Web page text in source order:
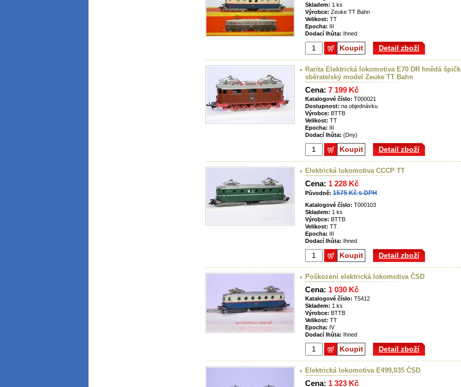
Skladem: 1 ks
Výrobce: Zeuke TT Bahn
Velikost: TT
Epocha: III
Dodací lhůta: Ihned
Koupit Detail zboží
Rarita Elektrická lokomotiva E70 DR hnědá
sběratelský model Zeuke TT Bahn
Cena: 7 199 Kč
Katalogové číslo: T000021
Dostupnost: na objednávku
Výrobce: BTTB
Velikost: TT
Epocha: III
Dodací lhůta: (Dny)
Koupit Detail zboží
Elektrická lokomotiva CCCP TT
Cena: 1 228 Kč
Původně: 1575 Kč s DPH
Katalogové číslo: T000103
Skladem: 1 ks
Výrobce: BTTB
Velikost: TT
Epocha: III
Dodací lhůta: Ihned
Koupit Detail zboží
Poškození elektrická lokomotiva ČSD
Cena: 1 030 Kč
Katalogové číslo: T5412
Skladem: 1 ks
Výrobce: BTTB
Velikost: TT
Epocha: IV
Dodací lhůta: Ihned
Koupit Detail zboží
Elektrická lokomotiva E499,035 ČSD
Cena: 1 323 Kč